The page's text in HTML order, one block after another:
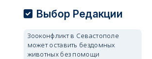
Выбор Редакции
Зооконфликт в Севастополе
может оставить бездомных
животных без помощи